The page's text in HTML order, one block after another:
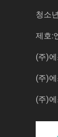
청소
제호:
(주)
(주)
(주)